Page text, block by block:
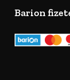
Barion